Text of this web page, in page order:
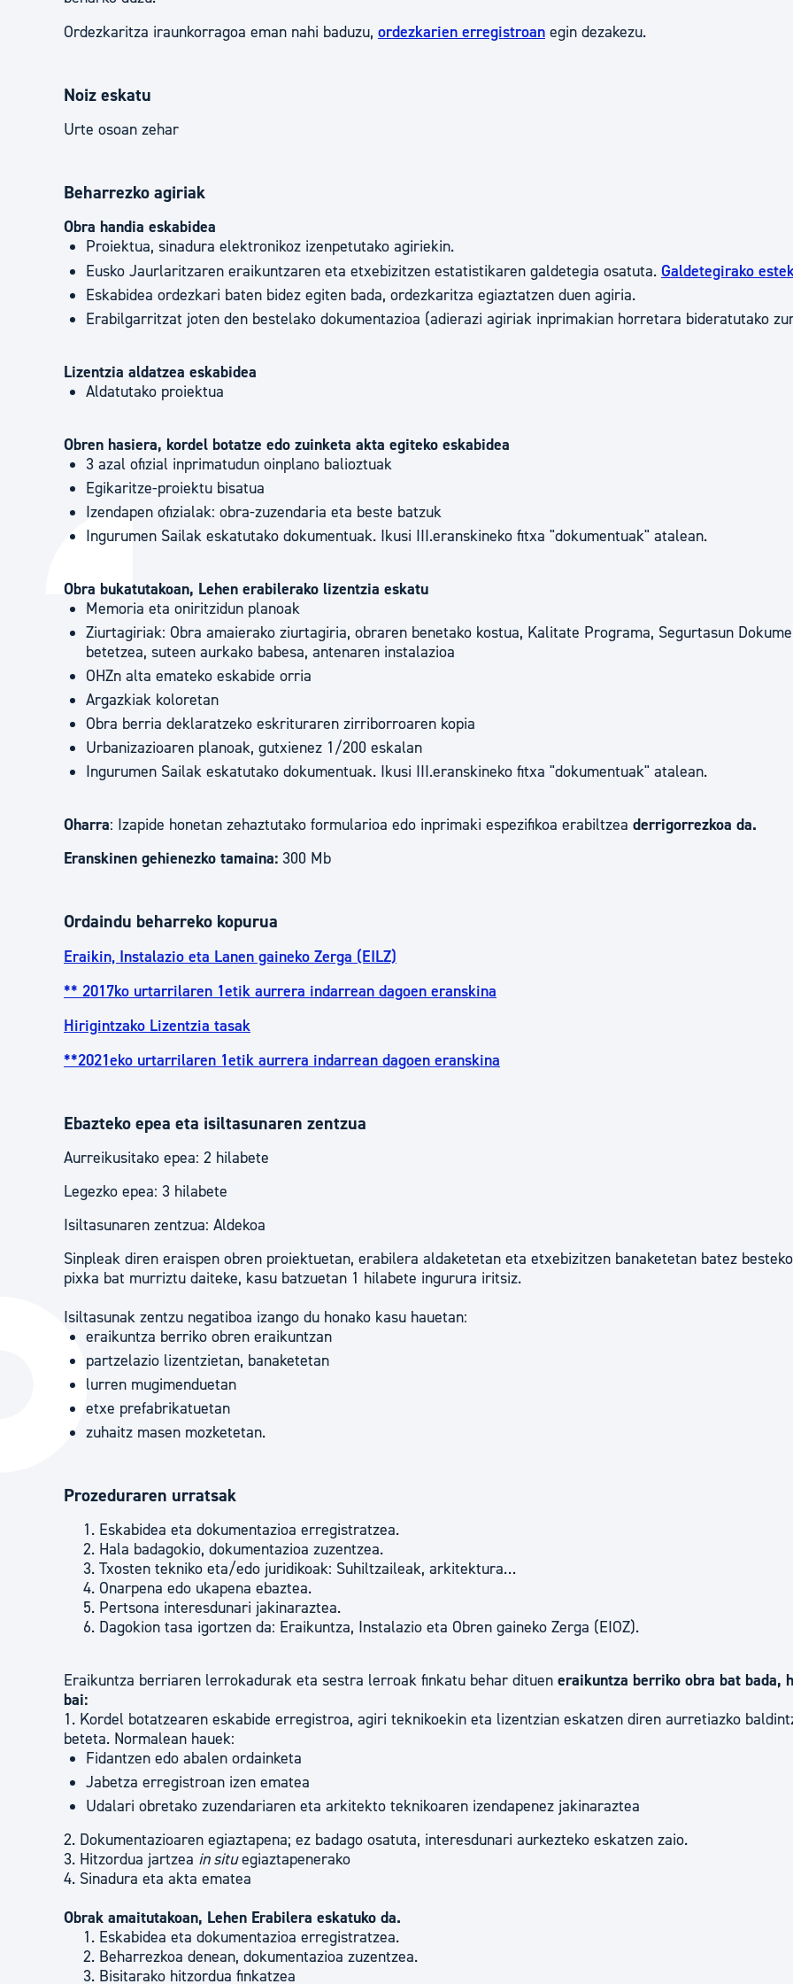
Ordezkaritza iraunkorragoa eman nahi baduzu, ordezkarien erregistroan egin dezakezu.
Noiz eskatu
Urte osoan zehar
Beharrezko agiriak
Obra handia eskabidea
Proiektua, sinadura elektronikoz izenpetutako agiriekin.
Eusko Jaurlaritzaren eraikuntzaren eta etxebizitzen estatistikaren galdetegia osatuta. Galdetegirako
Eskabidea ordezkari baten bidez egiten bada, ordezkaritza egiaztatzen duen agiria.
Erabilgarritzat joten den bestelako dokumentazioa (adierazi agiriak inprimakian horretara bideratutako
Lizentzia aldatzea eskabidea
Aldatutako proiektua
Obren hasiera, kordel botatze edo zuinketa akta egiteko eskabidea
3 azal ofizial inprimatudun oinplano balioztuak
Egikaritze-proiektu bisatua
Izendapen ofizialak: obra-zuzendaria eta beste batzuk
Ingurumen Sailak eskatutako dokumentuak. Ikusi III.eranskineko fitxa "dokumentuak" atalean.
Obra bukatutakoan, Lehen erabilerako lizentzia eskatu
Memoria eta oniritzidun planoak
Ziurtagiriak: Obra amaierako ziurtagiria, obraren benetako kostua, Kalitate Programa, Segurtasun
betetzea, suteen aurkako babesa, antenaren instalazioa
OHZn alta emateko eskabide orria
Argazkiak koloretan
Obra berria deklaratzeko eskrituraren zirriborroaren kopia
Urbanizazioaren planoak, gutxienez 1/200 eskalan
Ingurumen Sailak eskatutako dokumentuak. Ikusi III.eranskineko fitxa "dokumentuak" atalean.
Oharra: Izapide honetan zehaztutako formularioa edo inprimaki espezifikoa erabiltzea derrigorrezkoa da.
Eranskinen gehienezko tamaina: 300 Mb
Ordaindu beharreko kopurua
Eraikin, Instalazio eta Lanen gaineko Zerga (EILZ)
** 2017ko urtarrilaren 1etik aurrera indarrean dagoen eranskina
Hirigintzako Lizentzia tasak
**2021eko urtarrilaren 1etik aurrera indarrean dagoen eranskina
Ebazteko epea eta isiltasunaren zentzua
Aurreikusitako epea: 2 hilabete
Legezko epea: 3 hilabete
Isiltasunaren zentzua: Aldekoa
Sinpleak diren eraispen obren proiektuetan, erabilera aldaketetan eta etxebizitzen banaketetan batez
pixka bat murriztu daiteke, kasu batzuetan 1 hilabete ingurura iritsiz.
Isiltasunak zentzu negatiboa izango du honako kasu hauetan:
eraikuntza berriko obren eraikuntzan
partzelazio lizentzietan, banaketetan
lurren mugimenduetan
etxe prefabrikatuetan
zuhaitz masen mozketetan.
Prozeduraren urratsak
Eskabidea eta dokumentazioa erregistratzea.
Hala badagokio, dokumentazioa zuzentzea.
Txosten tekniko eta/edo juridikoak: Suhiltzaileak, arkitektura…
Onarpena edo ukapena ebaztea.
Pertsona interesdunari jakinaraztea.
Dagokion tasa igortzen da: Eraikuntza, Instalazio eta Obren gaineko Zerga (EIOZ).
Eraikuntza berriaren lerrokadurak eta sestra lerroak finkatu behar dituen eraikuntza berriko obra bat bada,
bai:
1. Kordel botatzearen eskabide erregistroa, agiri teknikoekin eta lizentzian eskatzen diren aurretiazko
beteta. Normalean hauek:
Fidantzen edo abalen ordainketa
Jabetza erregistroan izen ematea
Udalari obretako zuzendariaren eta arkitekto teknikoaren izendapenez jakinaraztea
2. Dokumentazioaren egiaztapena; ez badago osatuta, interesdunari aurkezteko eskatzen zaio.
3. Hitzordua jartzea in situegiaztapenerako
4. Sinadura eta akta ematea
Obrak amaitutakoan, Lehen Erabilera eskatuko da.
Eskabidea eta dokumentazioa erregistratzea.
Beharrezkoa denean, dokumentazioa zuzentzea.
Bisitarako hitzordua finkatzea